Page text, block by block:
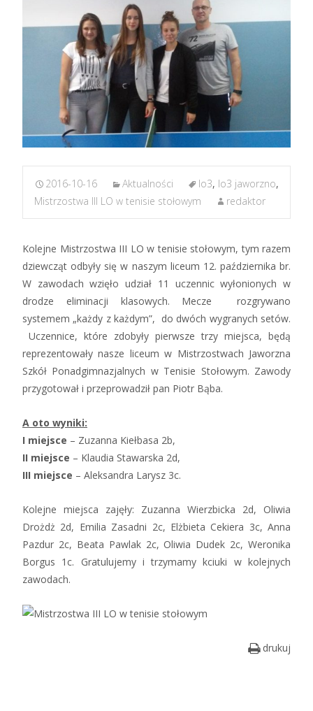
2016-10-16 Aktualności lo3, lo3 jaworzno,
Mistrzostwa III LO w tenisie stołowym
redaktor
Kolejne Mistrzostwa III LO w tenisie stołowym, tym razem
dziewcząt odbyły się w naszym liceum 12. października br.
W zawodach wzięło udział 11 uczennic wyłonionych w
drodze eliminacji klasowych. Mecze rozgrywano
systemem „każdy z każdym”, do dwóch wygranych setów.
Uczennice, które zdobyły pierwsze trzy miejsca, będą
reprezentowały nasze liceum w Mistrzostwach Jaworzna
Szkół Ponadgimnazjalnych w Tenisie Stołowym. Zawody
przygotował i przeprowadził pan Piotr Bąba.
A oto wyniki:
I miejsce – Zuzanna Kiełbasa 2b,
II miejsce – Klaudia Stawarska 2d,
III miejsce – Aleksandra Larysz 3c.
Kolejne miejsca zajęły: Zuzanna Wierzbicka 2d, Oliwia
Drożdż 2d, Emilia Zasadni 2c, Elżbieta Cekiera 3c, Anna
Pazdur 2c, Beata Pawlak 2c, Oliwia Dudek 2c, Weronika
Borgus 1c. Gratulujemy i trzymamy kciuki w kolejnych
zawodach.
drukuj